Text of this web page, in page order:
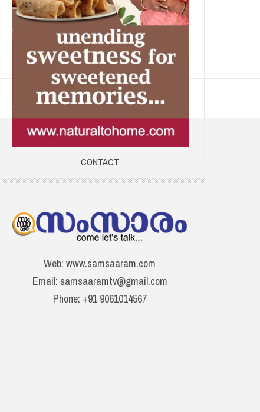
CONTACT
Web: www.samsaaram.com
Email: samsaaramtv@gmail.com
Phone: +91 9061014567